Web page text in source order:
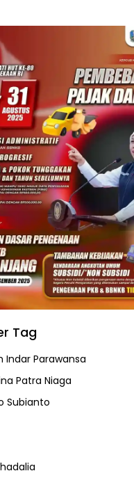
Tag
Indar Parawansa
Patra Niaga
Subianto